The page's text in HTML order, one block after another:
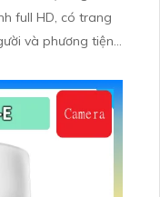
full HD, có trang
và phương tiện,